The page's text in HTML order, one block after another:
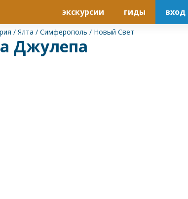
экскурсии гиды вход
/ Ялта / Симферополь / Новый Свет
Джулепа